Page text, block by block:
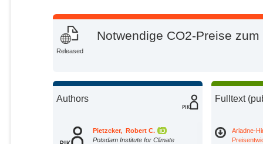
Released
Notwendige CO2-Preise
Authors
Pietzcker, Robert C.
Potsdam Institute for Climate
Fulltext
Ariadne-